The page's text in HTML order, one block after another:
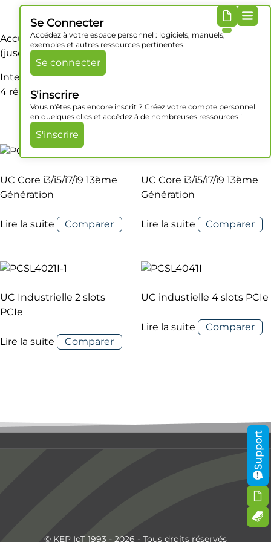
Se Connecter
Accédez à votre espace personnel : logiciels, manuels,
exemples et autres ressources pertinentes.
Se connecter
S'inscrire
Vous n'êtes pas encore inscrit ? Créez votre compte personnel
en quelques clics et accédez à de nombreuses ressources !
S'inscrire
Accueil/ Produit Processeur / Intel Core i3-13100TE
(jusqu'à 4.0 GHz)
Intel Core i3-13100TE (jusqu'à 4.0 GHz)
4 résultats affichés
UC Core i3/i5/i7/i9 13ème
Génération
Lire la suite Comparer
UC Core i3/i5/i7/i9 13ème
Génération
Lire la suite Comparer
UC Industrielle 2 slots
PCIe
Lire la suite Comparer
UC industielle 4 slots PCIe
Lire la suite Comparer
Support
© KEP IoT 1993 - 2026 - Tous droits réservés